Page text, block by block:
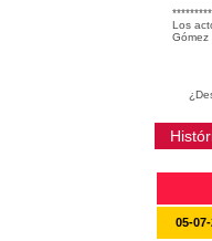
Los
Gómez
05-